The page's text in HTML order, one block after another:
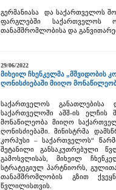
გერმანიასა და საქართველოს
ფარგლებში საქართველოს
თანამშრომლობისა და
29/06/2022
მიხეილ ჩხენკელმა „მშვიდობის
ღონისძიებაში მიიღო
საქართველოს განათლებისა
საქართველოში აშშ-ის ელჩის
მონაწილეობა მიიღო
ღონისძიებაში. მინისტრმა
კორპუსი – საქართველოს“
შეტანილი განსაკუთრებული
გამოსვლისას, მიხეილ
სტრატეგიულ პარტნიორს,
თანამშრომლობის გზით
წვლილისთვის.